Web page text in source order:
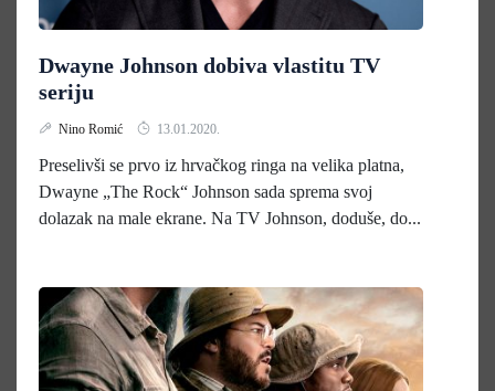
Dwayne Johnson dobiva vlastitu TV
seriju
Nino Romić 13.01.2020.
Preselivši se prvo iz hrvačkog ringa na velika platna,
Dwayne „The Rock“ Johnson sada sprema svoj
dolazak na male ekrane. Na TV Johnson, doduše, do...